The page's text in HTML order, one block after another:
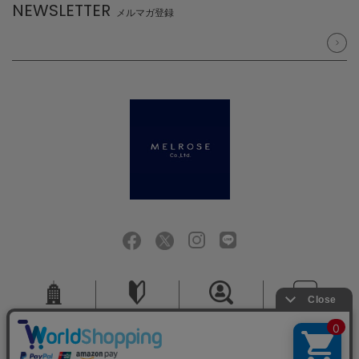
NEWSLETTER メルマガ登録
会社概要 お問い合せ